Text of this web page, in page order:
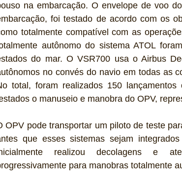
na embarcação. O envelope de voo
foi testado de acordo com os
totalmente compatível com as
autônomo do sistema ATOL
do mar. O VSR700 usa o Airbus
no convés do navio em todas as
total, foram realizados 150 lançamentos
o manuseio e manobra do OPV,
OPV pode transportar um piloto de teste
que esses sistemas sejam
realizou decolagens e
para manobras totalmente